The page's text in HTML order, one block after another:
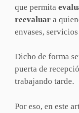
que permita
reevaluar a
envases,
Dicho de forma
puerta de
trabajando tarde.
Por eso, en este